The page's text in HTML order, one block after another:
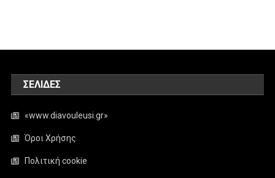
ΣΕΛΊΔΕΣ
«www.diavouleusi.gr»
Όροι Χρήσης
Πολιτική cookie